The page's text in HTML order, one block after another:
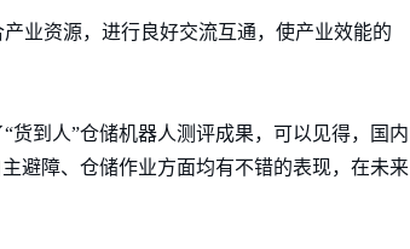
业资源，进行良好交流互通，使产业效能的
到人”仓储机器人测评成果，可以见得，国内
避障、仓储作业方面均有不错的表现，在未来